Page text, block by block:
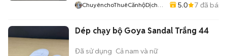
ChuyênchoThuêCănhộDịchvụ
5.0 7 đã bán
Dép chạy bộ Goya Sandal Trắng 44
Đã sử dụng Cả nam và nữ